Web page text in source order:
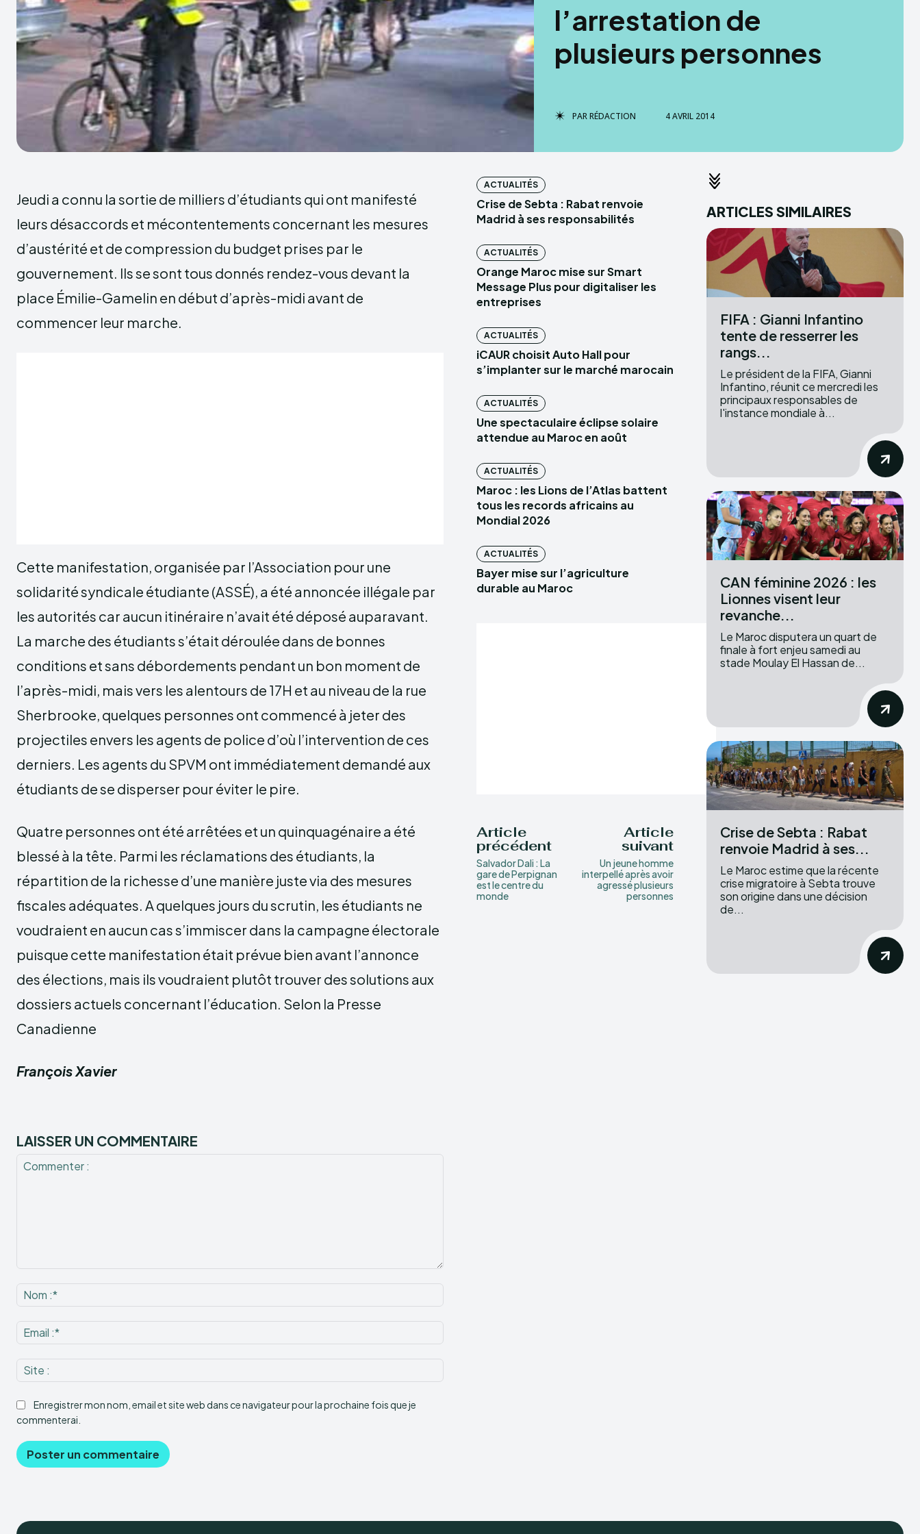
l’arrestation de
plusieurs personnes
PARRÉDACTION 4 AVRIL 2014
Jeudi a connu la sortie de milliers d’étudiants qui ont manifesté
leurs désaccords et mécontentements concernant les mesures
d’austérité et de compression du budget prises par le
gouvernement. Ils se sont tous donnés rendez-vous devant la
place Émilie-Gamelin en début d’après-midi avant de
commencer leur marche.
Cette manifestation, organisée par l’Association pour une
solidarité syndicale étudiante (ASSÉ), a été annoncée illégale par
les autorités car aucun itinéraire n’avait été déposé auparavant.
La marche des étudiants s’était déroulée dans de bonnes
conditions et sans débordements pendant un bon moment de
l’après-midi, mais vers les alentours de 17H et au niveau de la rue
Sherbrooke, quelques personnes ont commencé à jeter des
projectiles envers les agents de police d’où l’intervention de ces
derniers. Les agents du SPVM ont immédiatement demandé aux
étudiants de se disperser pour éviter le pire.
Quatre personnes ont été arrêtées et un quinquagénaire a été
blessé à la tête. Parmi les réclamations des étudiants, la
répartition de la richesse d’une manière juste via des mesures
fiscales adéquates. A quelques jours du scrutin, les étudiants ne
voudraient en aucun cas s’immiscer dans la campagne électorale
puisque cette manifestation était prévue bien avant l’annonce
des élections, mais ils voudraient plutôt trouver des solutions aux
dossiers actuels concernant l’éducation. Selon la Presse
Canadienne
François Xavier
LAISSER UN COMMENTAIRE
:*
:*
:
Enregistrer mon nom, email et site web dans ce navigateur pour la prochaine fois que je
commenterai.
ACTUALITÉS
Crise de Sebta : Rabat renvoie
Madrid à ses responsabilités
ACTUALITÉS
Orange Maroc mise sur Smart
Message Plus pour digitaliser les
entreprises
ACTUALITÉS
iCAUR choisit Auto Hall pour
s’implanter sur le marché marocain
ACTUALITÉS
Une spectaculaire éclipse solaire
attendue au Maroc en août
ACTUALITÉS
Maroc : les Lions de l’Atlas battent
tous les records africains au
Mondial 2026
ACTUALITÉS
Bayer mise sur l’agriculture
durable au Maroc
Article
précédent
Salvador Dali : La
gare de Perpignan
est le centre du
monde
Article
suivant
Un jeune homme
interpellé après avoir
agressé plusieurs
personnes
ARTICLES SIMILAIRES
FIFA : Gianni Infantino
tente de resserrer les
rangs...
Le président de la FIFA, Gianni
Infantino, réunit ce mercredi les
principaux responsables de
l'instance mondiale à...
CAN féminine 2026 : les
Lionnes visent leur
revanche...
Le Maroc disputera un quart de
finale à fort enjeu samedi au
stade Moulay El Hassan de...
Crise de Sebta : Rabat
renvoie Madrid à ses...
Le Maroc estime que la récente
crise migratoire à Sebta trouve
son origine dans une décision
de...